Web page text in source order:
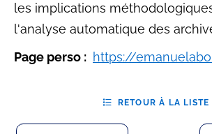
les implications
l'analyse automatique des
Page perso : https://
RETOUR À LA LISTE